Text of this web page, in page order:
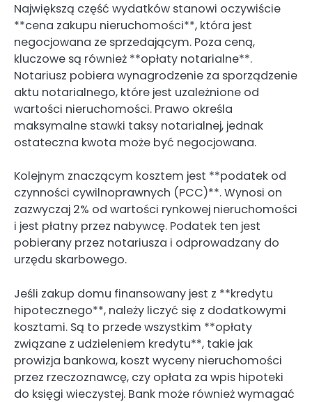
Największą część wydatków stanowi oczywiście
**cena zakupu nieruchomości**, która jest
negocjowana ze sprzedającym. Poza ceną,
kluczowe są również **opłaty notarialne**.
Notariusz pobiera wynagrodzenie za sporządzenie
aktu notarialnego, które jest uzależnione od
wartości nieruchomości. Prawo określa
maksymalne stawki taksy notarialnej, jednak
ostateczna kwota może być negocjowana.
Kolejnym znaczącym kosztem jest **podatek od
czynności cywilnoprawnych (PCC)**. Wynosi on
zazwyczaj 2% od wartości rynkowej nieruchomości
i jest płatny przez nabywcę. Podatek ten jest
pobierany przez notariusza i odprowadzany do
urzędu skarbowego.
Jeśli zakup domu finansowany jest z **kredytu
hipotecznego**, należy liczyć się z dodatkowymi
kosztami. Są to przede wszystkim **opłaty
związane z udzieleniem kredytu**, takie jak
prowizja bankowa, koszt wyceny nieruchomości
przez rzeczoznawcę, czy opłata za wpis hipoteki
do księgi wieczystej. Bank może również wymagać